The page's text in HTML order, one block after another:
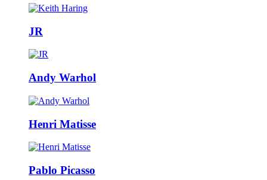
JR
Andy Warhol
Henri Matisse
Pablo Picasso